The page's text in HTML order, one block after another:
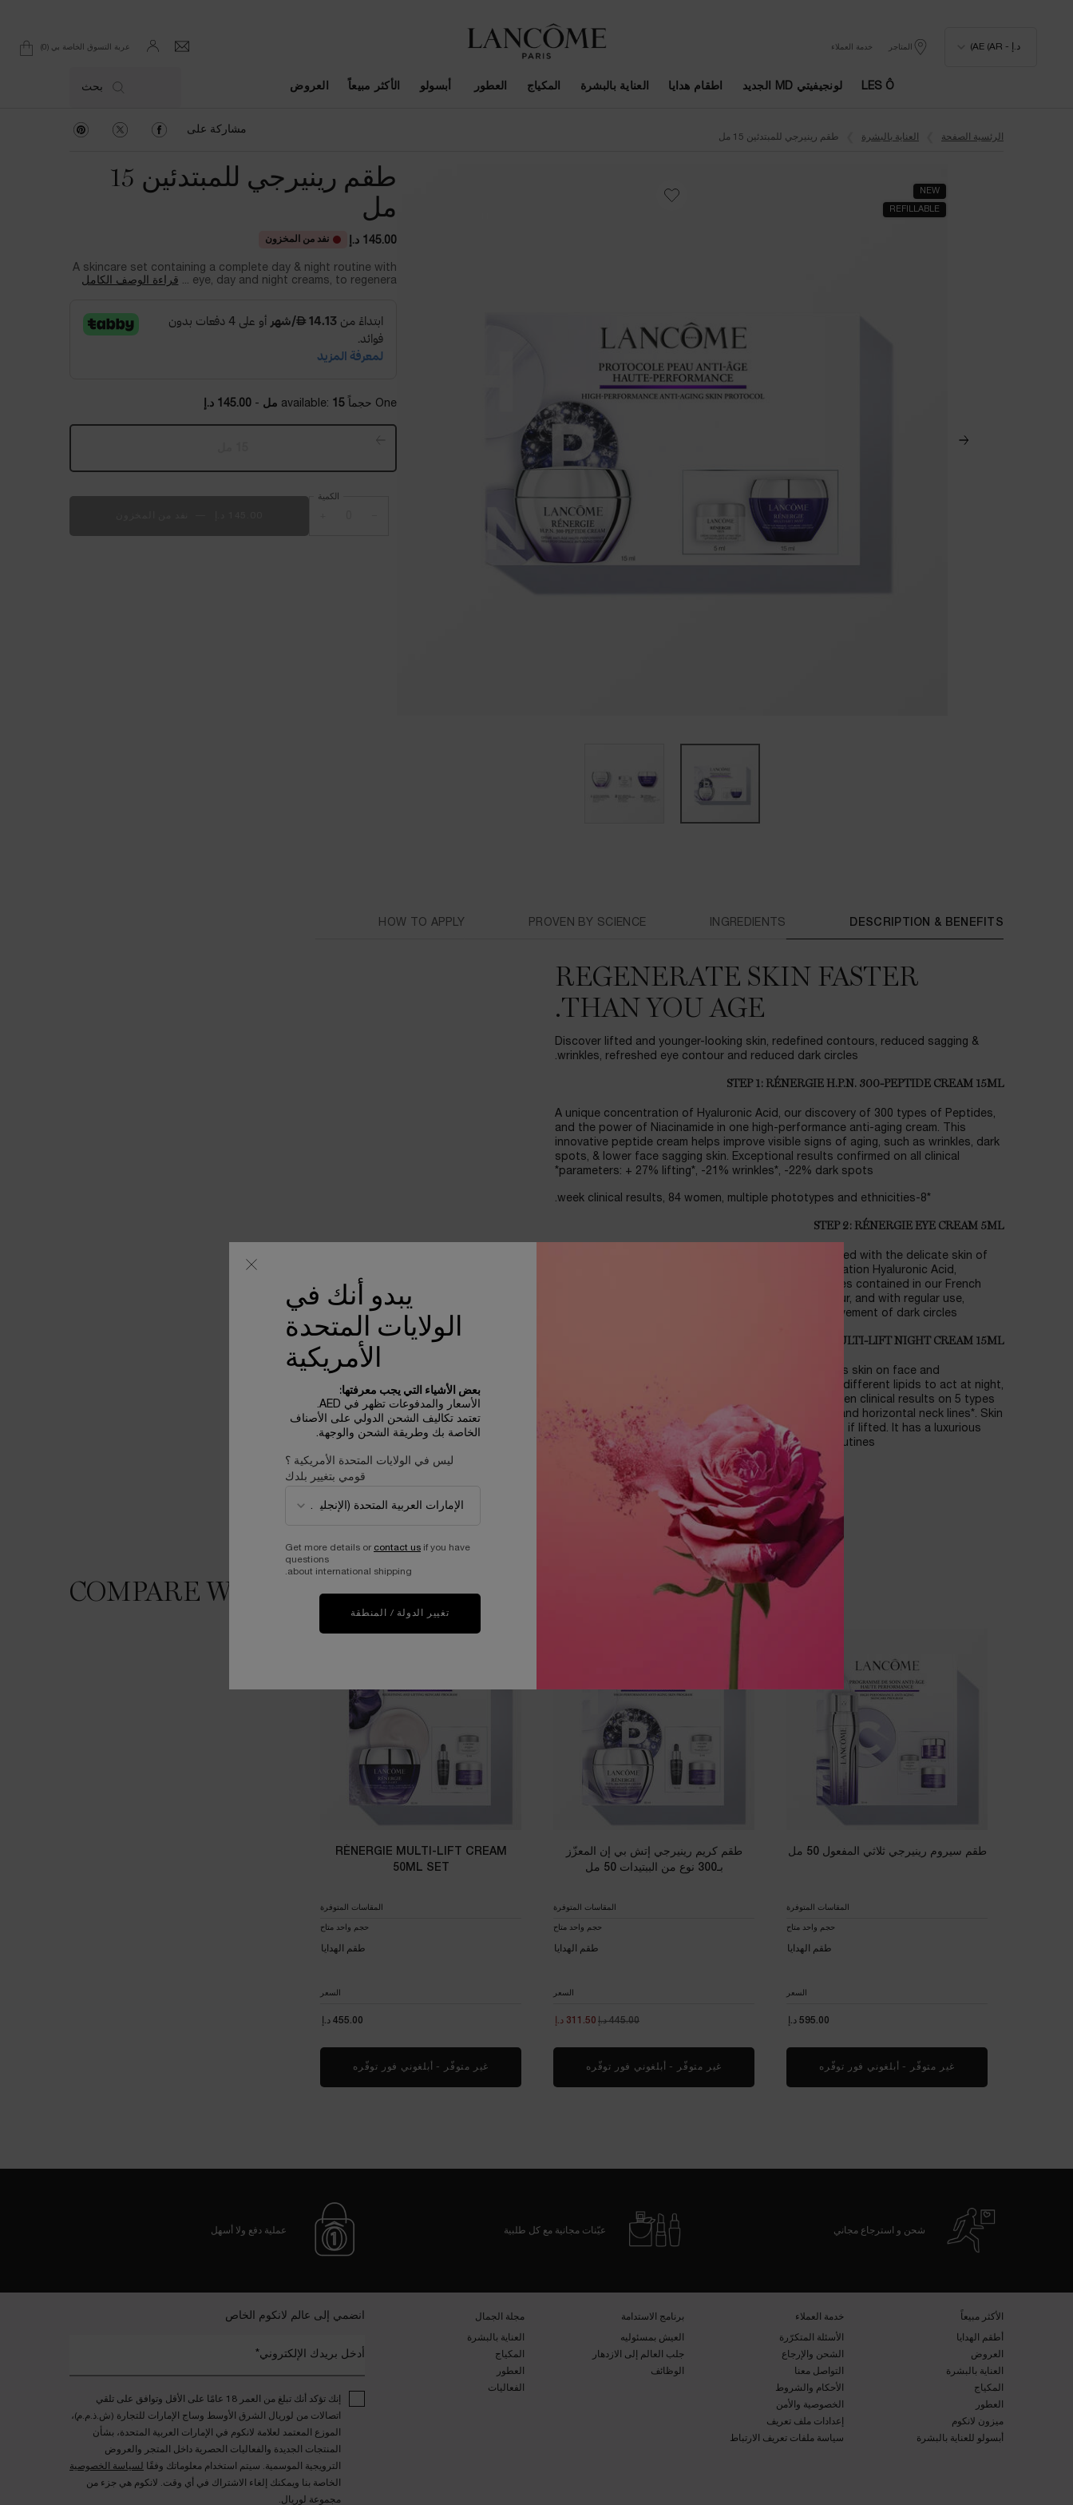
د.إ - AE (AR) المتاجر خدمة العملاء عربة التسوق الخاصة بي 0
0 product in cart
LES Ô لونجيفيتي MD الجديد اطقام هدايا العناية بالبشرة المكياج العطور أبسولو الأكثر مبيعاً العروض بحث
الرئسية الصفحة العناية بالبشرة طقم رينيرجي للمبتدئين 15 مل
مشاركة على مشاركة على Facebookمشاركة على Twitterمشاركة على Pinterest
طقم رينيرجي للمبتدئين 15
مل
145.00 د.إ نفد من المخزون
A skincare set containing a complete day & night routine with
eye, day and night creams, to regenera ...
قراءة الوصف الكامل
NEW
REFILLABLE
One حجماً available: 15 مل -145.00 د.إ
الكمية
DESCRIPTION & BENEFITS
INGREDIENTS
PROVEN BY SCIENCE
HOW TO APPLY
REGENERATE SKIN FASTER
THAN YOU AGE.
Discover lifted and younger-looking skin, redefined contours, reduced sagging &
wrinkles, refreshed eye contour and reduced dark circles.
STEP 1: RÉNERGIE H.P.N. 300-PEPTIDE CREAM 15ML
A unique concentration of Hyaluronic Acid, our discovery of 300 types of Peptides,
and the power of Niacinamide in one high-performance anti-aging cream. This
innovative peptide cream helps improve visible signs of aging, such as wrinkles, dark
spots, & lower face sagging skin. Exceptional results confirmed on all clinical
parameters: + 27% lifting*, -21% wrinkles*, -22% dark spots*
*8-week clinical results, 84 women, multiple phototypes and ethnicities.
STEP 2: RÉNERGIE EYE CREAM 5ML
The high-performance anti-aging of Rénergie, formulated with the delicate skin of
the eye contour. A unique concentration of next generation Hyaluronic Acid,
selected for its smaller molecular size, and the Peptides contained in our French
Linseed extract. See an instantly refreshed eye contour, and with regular use,
reduced wrinkles, lifted eyelids and a long-term improvement of dark circles.
STEP 3: RÉNERGIE MULTI-LIFT NIGHT CREAM 15ML
A cocooning and nourishing night cream that smoothes skin on face and
neck.Combines Hyaluronic Acid, Linseed Extract and 6 different lipids to act at night,
when skin renewal peaks. Improved hydration and proven clinical results on 5 types
of wrinkles including forehead, crow's feet, undereye and horizontal neck lines*. Skin
feels replumped with moisture, firmer and tightened as if lifted. It has a luxurious
enveloping texture ideal for evening facial massage routines.
COMPARE WITH SIMILAR PRODUCTS
طقم سيروم رينيرجي ثلاثي المفعول 50 مل
طقم كريم رينيرجي إتش بي إن المعزّز
بـ300 نوع من الببتيدات 50 مل
RÉNERGIE MULTI-LIFT CREAM
50ML SET
المقاسات المتوفرة
حجم واحد متاح
طقم الهدايا
المقاسات المتوفرة
حجم واحد متاح
طقم الهدايا
المقاسات المتوفرة
حجم واحد متاح
طقم الهدايا
السعر
595.00 د.إ
السعر
السعر القديم
445.00 د.إ
السعر الجديد311.50 د.إ
السعر
455.00 د.إ
غير متوفّر - أبلغوني فور توفّره غير متوفّر - أبلغوني فور توفّره غير متوفّر - أبلغوني فور توفّره
شحن و استرجاع مجاني عيّنات مجانية مع كل طلبية عملية دفع ولا أسهل
​الأكثر مبيعاً​
أطقم الهدايا​
العروض​
العناية بالبشرة​
المكياج​
العطور​
ميزون لانكوم​
أبسولو للعناية بالبشرة​
خدمة العملاء​
الأسئلة المتكرّرة​
الشحن والإرجاع​
التواصل معنا​
الأحكام والشروط​
الخصوصية والأمن​
إعدادات ملف تعريف
سياسة ملفات تعريف الارتباط
برنامج الاستدامة​
العيش بمسئوليه
جلب العالم إلى الازدهار
الوظائف
مجلة الجمال​
العناية بالبشرة​
المكياج​
العطور​
الفعاليات​
انضمي إلى عالم لانكوم الخاص
أدخل بريدك الإلكتروني*
إنك تؤكد أنك تبلغ من العمر 18 عامًا على الأقل وتوافق على تلقي
اتصالات من لوريال الشرق الأوسط وساج الإمارات للتجارة (ش.ذ.م.م)،
الموزع المعتمد لعلامة لانكوم في الإمارات العربية المتحدة، بشأن
المنتجات الجديدة والفعاليات الحصرية داخل المتجر والعروض
الترويجية الموسمية. سيتم استخدام معلوماتك وفقًا
لسياسة الخصوصية
الخاصة بنا ويمكنك إلغاء الاشتراك في أي وقت. لانكوم هي جزء من
مجموعة لوريال.
يبدو أنك في
الولايات المتحدة
الأمريكية
بعض الأشياء التي يجب معرفتها:
الأسعار والمدفوعات تظهر في AED.
تعتمد تكاليف الشحن الدولي على الأصناف
الخاصة بك وطريقة الشحن والوجهة.
ليس في الولايات المتحدة الأمريكية ؟
قومي بتغيير بلدك
Get more details or contact us if you have
questions
about international shipping.
تغيير الدولة / المنطقة